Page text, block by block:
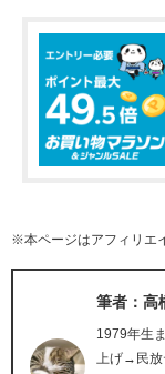
※本ページはアフィリエ
筆者：高
1979年生
上げ→民放